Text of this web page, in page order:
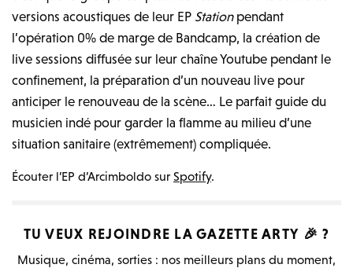
versions acoustiques de leur EP Stationpendant
l’opération 0% de marge de Bandcamp, la création de
live sessions diffusée sur leur chaîne Youtube pendant le
confinement, la préparation d’un nouveau live pour
anticiper le renouveau de la scène… Le parfait guide du
musicien indé pour garder la flamme au milieu d’une
situation sanitaire (extrêmement) compliquée.
Écouter l’EP d’Arcimboldo sur Spotify.
TU VEUX REJOINDRE LAGAZETTE ARTY 🎉 ?
Musique, cinéma, sorties : nos meilleurs plans du moment,